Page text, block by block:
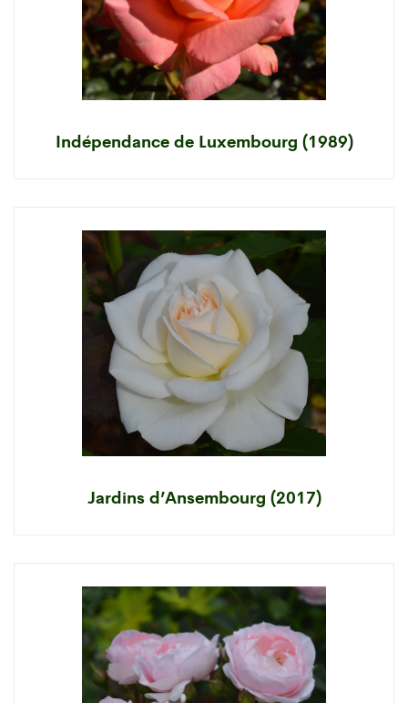
Indépendance de Luxembourg (1989)
Jardins d’Ansembourg (2017)